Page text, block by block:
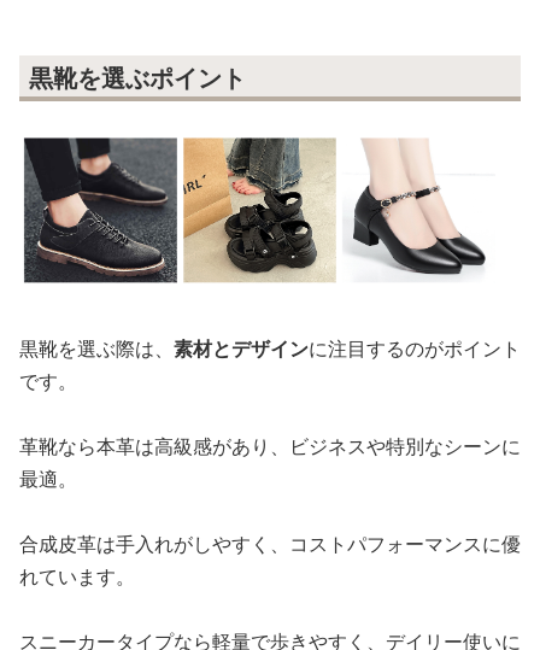
黒靴を選ぶポイント
黒靴を選ぶ際は、 素材とデザインに注目するのがポイント
です。
革靴なら本革は高級感があり、ビジネスや特別なシーンに
最適。
合成皮革は手入れがしやすく、コストパフォーマンスに優
れています。
スニーカータイプなら軽量で歩きやすく、デイリー使いに